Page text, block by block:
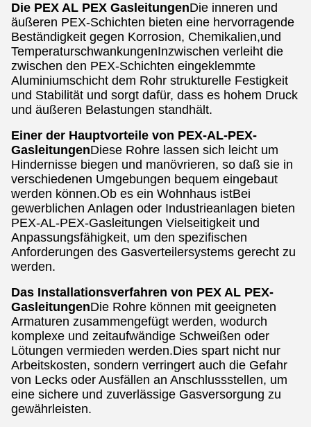
Die PEX AL PEX GasleitungenDie inneren und
äußeren PEX-Schichten bieten eine hervorragende
Beständigkeit gegen Korrosion, Chemikalien,und
TemperaturschwankungenInzwischen verleiht die
zwischen den PEX-Schichten eingeklemmte
Aluminiumschicht dem Rohr strukturelle Festigkeit
und Stabilität und sorgt dafür, dass es hohem Druck
und äußeren Belastungen standhält.
Einer der Hauptvorteile von PEX-AL-PEX-
GasleitungenDiese Rohre lassen sich leicht um
Hindernisse biegen und manövrieren, so daß sie in
verschiedenen Umgebungen bequem eingebaut
werden können.Ob es ein Wohnhaus istBei
gewerblichen Anlagen oder Industrieanlagen bieten
PEX-AL-PEX-Gasleitungen Vielseitigkeit und
Anpassungsfähigkeit, um den spezifischen
Anforderungen des Gasverteilersystems gerecht zu
werden.
Das Installationsverfahren von PEX AL PEX-
GasleitungenDie Rohre können mit geeigneten
Armaturen zusammengefügt werden, wodurch
komplexe und zeitaufwändige Schweißen oder
Lötungen vermieden werden.Dies spart nicht nur
Arbeitskosten, sondern verringert auch die Gefahr
von Lecks oder Ausfällen an Anschlussstellen, um
eine sichere und zuverlässige Gasversorgung zu
gewährleisten.